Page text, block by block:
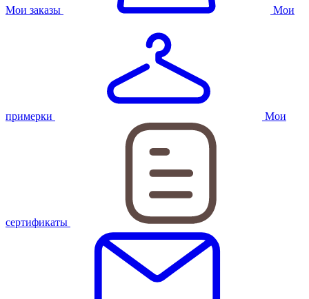
Мои заказы Мои
примерки Мои
сертификаты